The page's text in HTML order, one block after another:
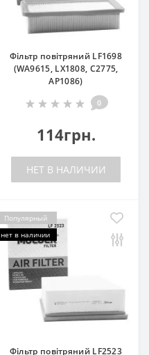
Фільтр повітряний LF1698
(WA9615, LX1808, C2775,
AP1086)
0
114грн.
НЕТ В НАЛИЧИИ
Популярный
нет в наличии
Фільтр повітряний LF2523